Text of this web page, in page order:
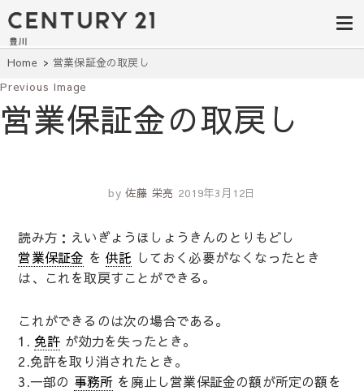
豊田市の中古
住宅・土地・
リノベ物件探
し｜センチュ
リー21豊川
建て・土地探しはセンチュリー21豊
川へ。豊田市内の最新物件情報を随
時更新中！駅近、建築条件無し、ペ
ット可、学区別など、お客様のこだ
単検索。
Home 営業保証金の取戻し
Previous Image
営業保証金の取戻し
by 佐藤 栄亮 2019年3月12日
読み方：えいぎょうほしょうきんのとりもどし
営業保証金 を供託 しておく必要がなくなったとき
は、これを取戻すことができる。
これができるのは次の場合である。
1. 免許 が効力を失ったとき。
2.免許を取り消されたとき。
3.一部の 事務所 を廃止し営業保証金の額が所定の額を